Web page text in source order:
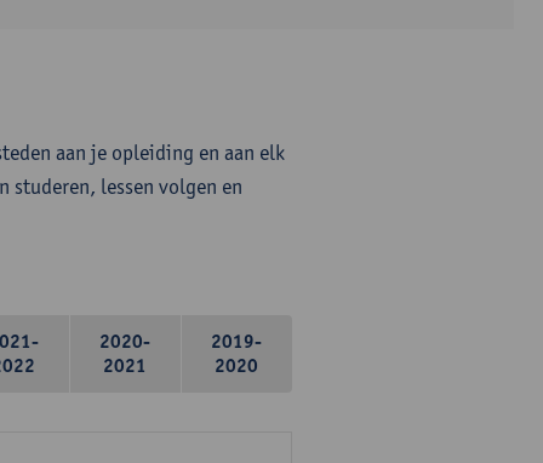
aan je opleiding en aan elk
lessen volgen en
2020-
2021
2019-
2020